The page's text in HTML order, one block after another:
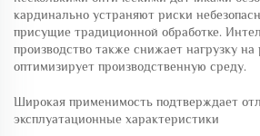
кардинально устраняют риски
присущие традиционной обработке.
производство также снижает нагрузку на
оптимизирует производственную среду.
Широкая применимость подтверждает
эксплуатационные характеристики